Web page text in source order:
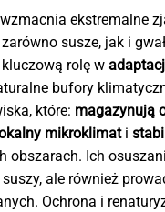
ekstremalne
susze, jak i
kluczową rolę w
bufory
które: magazynują
mikroklimat i
obszarach. Ich
ale również
Ochrona i